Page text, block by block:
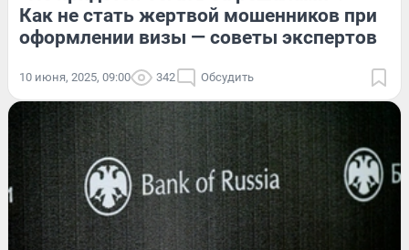
Как не стать жертвой мошенников при
оформлении визы — советы экспертов
10 июня, 2025, 09:00 342 Обсудить